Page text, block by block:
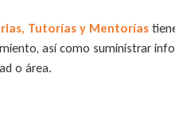
Tutorías y Mentorías
así como suministrar
o área.